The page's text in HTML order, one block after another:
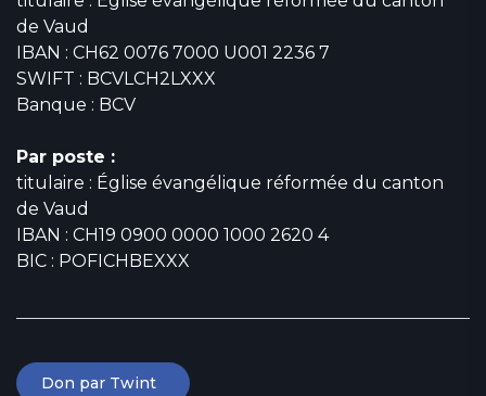
de Vaud
IBAN : CH62 0076 7000 U001 2236 7
SWIFT : BCVLCH2LXXX
Banque : BCV
Par poste :
titulaire : Église évangélique réformée du canton
de Vaud
IBAN : CH19 0900 0000 1000 2620 4
BIC : POFICHBEXXX
Don par Twint